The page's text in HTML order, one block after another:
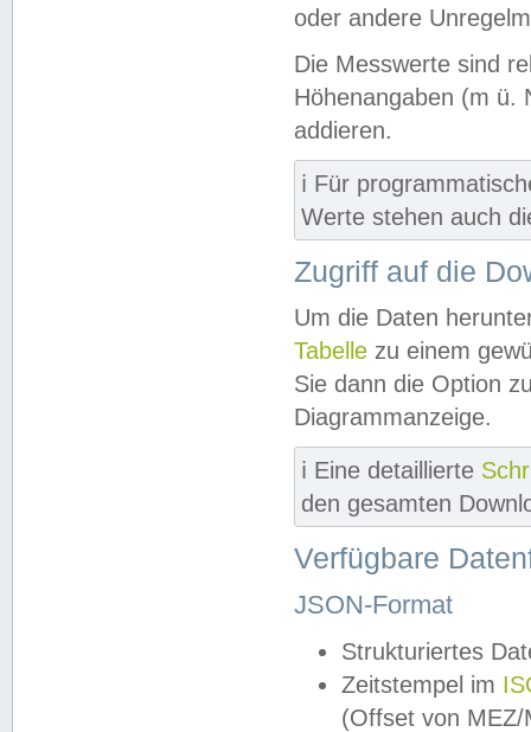
oder andere
Die Messwerte sind
Höhenangaben (m ü.
addieren.
ℹ️ Für
Werte stehen auch
Zugriff auf die
Um die Daten
Tabelle zu einem
Sie dann die Option
Diagrammanzeige.
ℹ️ Eine detaillierte
den gesamten
Verfügbare
JSON-Format
Strukturiertes
Zeitstempel im
(Offset von MEZ/